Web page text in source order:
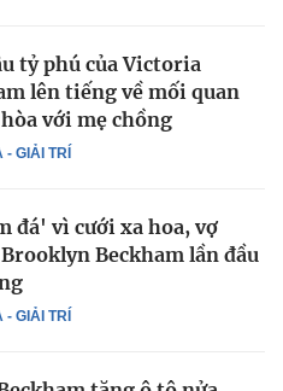
- GIẢI TRÍ
tỷ phú của Victoria
lên tiếng về mối quan
với mẹ chồng
- GIẢI TRÍ
đá' vì cưới xa hoa, vợ
Beckham lần đầu